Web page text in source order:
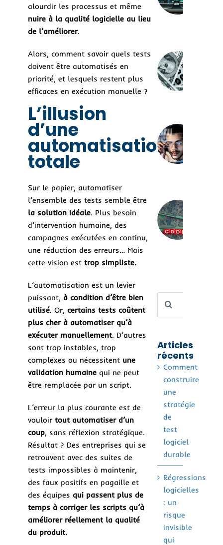
alourdir les processus et même
nuire à la qualité logicielle au lieu
de l’améliorer.
Alors, comment savoir quels tests
doivent être automatisés en
priorité, et lesquels restent plus
efficaces en exécution manuelle ?
L’illusion
d’une
automatisation
totale
Sur le papier, automatiser
l’ensemble des tests semble être
la solution idéale. Plus besoin
d’intervention humaine, des
campagnes exécutées en continu,
une réduction des erreurs… Mais
cette vision est trop simpliste.
L’automatisation est un levier
puissant, à condition d’être bien
utilisé. Or, certains tests coûtent
plus cher à automatiser qu’à
exécuter manuellement. D’autres
sont trop instables, trop
complexes ou nécessitent une
validation humainequi ne peut
être remplacée par un script.
L’erreur la plus courante est de
vouloir tout automatiser d’un
coup, sans réflexion stratégique.
Résultat ? Des entreprises qui se
retrouvent avec des suites de
tests impossibles à maintenir,
des faux positifs en pagaille et
des équipes qui passent plus de
temps à corriger les scripts qu’à
améliorer réellement la qualité
du produit.
Articles
récents
Comment
construire
une
stratégie
de
test
logiciel
durable
Régressions
logicielles
: un
risque
invisible
qui